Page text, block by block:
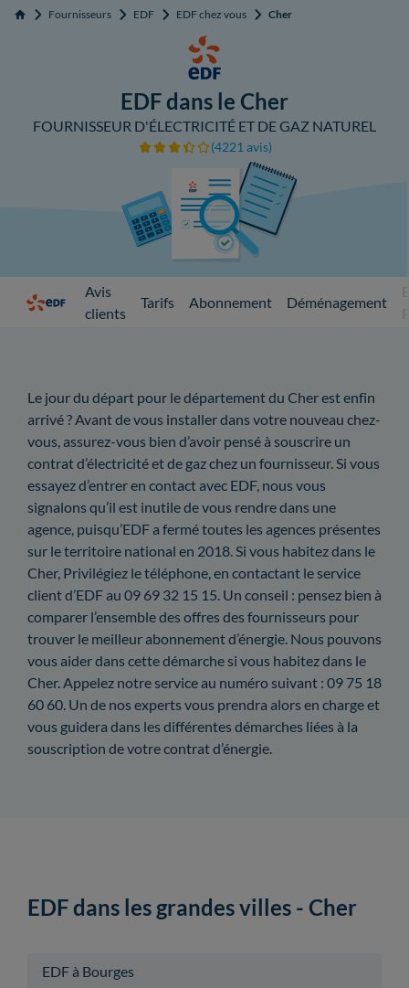
Accueil Fournisseurs EDF EDF chez vous Cher
EDF dans le Cher
FOURNISSEUR D'ÉLECTRICITÉ ET DE GAZ NATUREL
(4221 avis)
Avis
clients
Tarifs Abonnement Déménagement
Le jour du départ pour le département du Cher est enfin
arrivé ? Avant de vous installer dans votre nouveau chez-
vous, assurez-vous bien d’avoir pensé à souscrire un
contrat d’électricité et de gaz chez un fournisseur. Si vous
essayez d’entrer en contact avec EDF, nous vous
signalons qu’il est inutile de vous rendre dans une
agence, puisqu’EDF a fermé toutes les agences présentes
sur le territoire national en 2018. Si vous habitez dans le
Cher, Privilégiez le téléphone, en contactant le service
client d’EDF au 09 69 32 15 15. Un conseil : pensez bien à
comparer l’ensemble des offres des fournisseurs pour
trouver le meilleur abonnement d’énergie. Nous pouvons
vous aider dans cette démarche si vous habitez dans le
Cher. Appelez notre service au numéro suivant : 09 75 18
60 60. Un de nos experts vous prendra alors en charge et
vous guidera dans les différentes démarches liées à la
souscription de votre contrat d’énergie.
EDF dans les grandes villes - Cher
EDF à Bourges